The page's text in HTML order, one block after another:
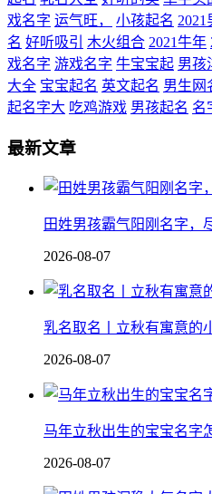
戏名字 运气旺， 小孩起名 2021
名 好听吸引 木火组合 2021牛年
戏名字 游戏名字 牛宝宝起 男孩
大全 宝宝起名 英文起名 男生网
起名字大 吃鸡游戏 男孩起名 名
最新文章
田姓男孩霸气阳刚名字，
2026-08-07
乳名取名丨立秋有寓意的
2026-08-07
马年立秋出生的宝宝名字
2026-08-07